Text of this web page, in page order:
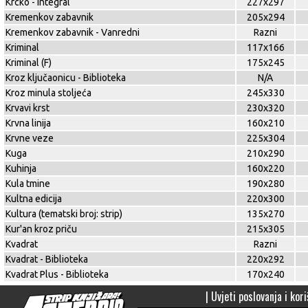
Kremenkov zabavnik
205x294
Kremenkov zabavnik - Vanredni
Razni
Kriminal
117x166
Kriminal (F)
175x245
Kroz ključaonicu - Biblioteka
N/A
Kroz minula stoljeća
245x330
Krvavi krst
230x320
Krvna linija
160x210
Krvne veze
225x304
Kuga
210x290
Kuhinja
160x220
Kula tmine
190x280
Kultna edicija
220x300
Kultura (tematski broj: strip)
135x270
Kur'an kroz priču
215x305
Kvadrat
Razni
Kvadrat - Biblioteka
220x292
Kvadrat Plus - Biblioteka
170x240
| Uvjeti poslovanja i